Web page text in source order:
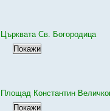
Църквата Св. Богородица
Площад Константин